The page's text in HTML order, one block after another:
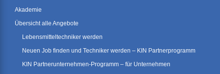
Akademie
Übersicht alle Angebote
Lebensmitteltechniker werden
Neuen Job finden und Techniker werden – KIN Partnerprogramm
KIN Partnerunternehmen-Programm – für Unternehmen